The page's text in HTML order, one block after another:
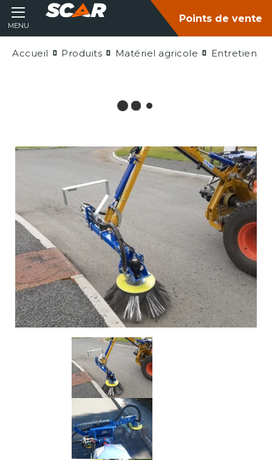
MENU
Points de vente
Accueil Produits Matériel agricole Entretien